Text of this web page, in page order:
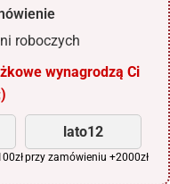
roboczych
wynagrodzą Ci
lato12
przy zamówieniu +2000zł